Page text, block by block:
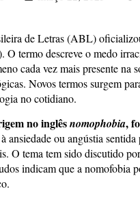
de Letras (ABL)
O termo descreve o medo
cada vez mais presente na
Novos termos surgem
no cotidiano.
no inglêsnomophobia,
ansiedade ou angústia
O tema tem sido discutido
indicam que a nomofobia